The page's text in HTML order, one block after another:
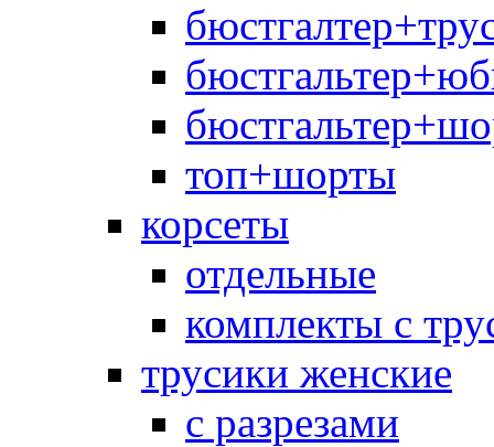
топ+шорты
корсеты
отдельные
комплекты с
трусики женские
с разрезами